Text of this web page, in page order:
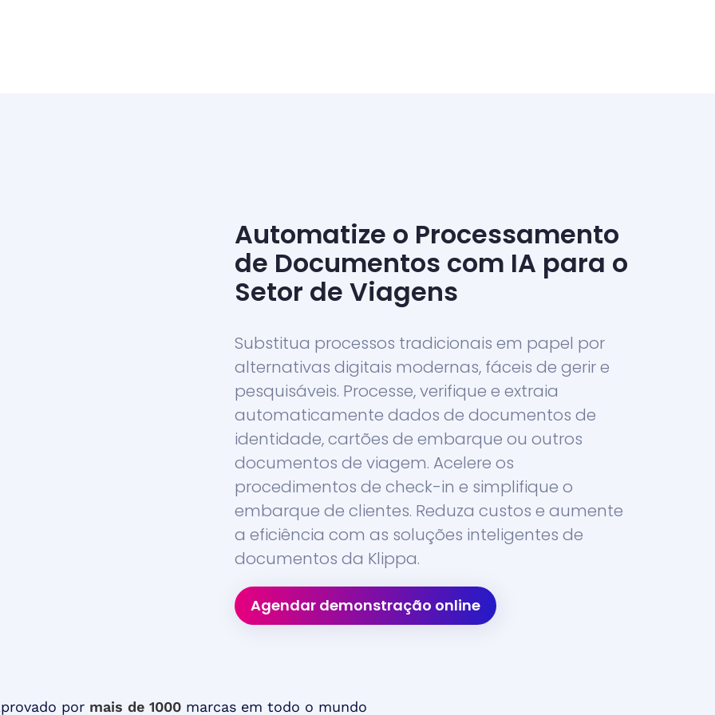
Automatize o Processamento
de Documentos com IA para o
Setor de Viagens
Substitua processos tradicionais em papel por
alternativas digitais modernas, fáceis de gerir e
pesquisáveis. Processe, verifique e extraia
automaticamente dados de documentos de
identidade, cartões de embarque ou outros
documentos de viagem. Acelere os
procedimentos de check-in e simplifique o
embarque de clientes. Reduza custos e aumente
a eficiência com as soluções inteligentes de
documentos da Klippa.
Agendar demonstração online
por mais de 1000marcas em todo o mundo